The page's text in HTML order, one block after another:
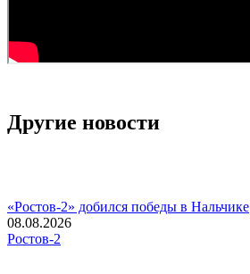
Другие новости
«Ростов-2» добился победы в Нальчике
08.08.2026
Ростов-2